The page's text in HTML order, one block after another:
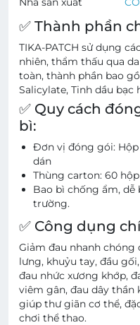
✅ Thành phần
TIKA-PATCH sử dụng
nhiên, thẩm thấu qua
toàn, thành phần bao
Salicylate, Tinh dầu bạc
✅ Quy cách
bì:
Đơn vị đóng gói:
dán
Thùng carton: 60
Bao bì chống ẩm,
trường.
✅ Công dụng
Giảm đau nhanh chóng
lưng, khuỷu tay, đầu
đau nhức xương khớp,
viêm gân, đau dây thần
giúp thư giãn cơ thể,
chơi thể thao.